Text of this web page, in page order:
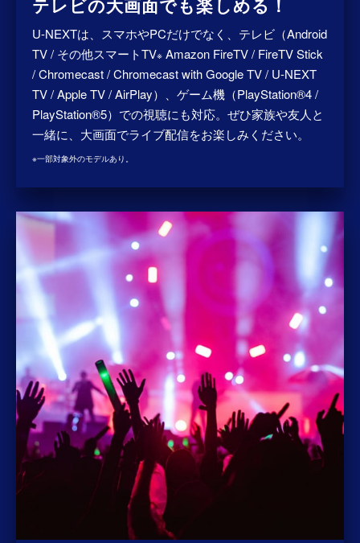
U-NEXTは、スマホやPCだけでなく、テレビ（Android
TV / その他スマートTV※ Amazon FireTV / FireTV Stick
/ Chromecast / Chromecast with Google TV / U-NEXT
TV / Apple TV / AirPlay）、ゲーム機（PlayStation®4 /
PlayStation®5）での視聴にも対応。ぜひ家族や友人と
一緒に、大画面でライブ配信をお楽しみください。
※一部対象外のモデルあり。